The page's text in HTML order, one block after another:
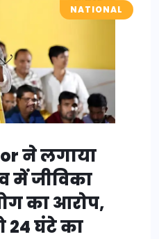
NATIONAL
ने लगाया
में जीविका
का आरोप,
घंटे का